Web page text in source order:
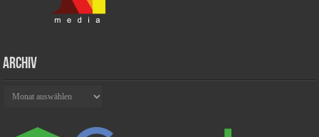
Archiv